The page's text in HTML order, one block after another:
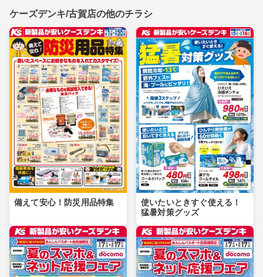
ケーズデンキ/古賀店の他のチラシ
備えて安心！防災用品特集
使いたいときすぐ使える！
猛暑対策グッズ